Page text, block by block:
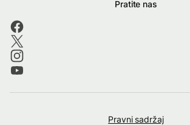
Pratite nas
Pravni sadržaj